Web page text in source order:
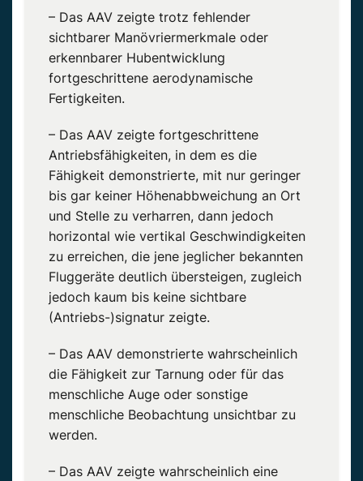
– Das AAV zeigte trotz fehlender
sichtbarer Manövriermerkmale oder
erkennbarer Hubentwicklung
fortgeschrittene aerodynamische
Fertigkeiten.
– Das AAV zeigte fortgeschrittene
Antriebsfähigkeiten, in dem es die
Fähigkeit demonstrierte, mit nur geringer
bis gar keiner Höhenabbweichung an Ort
und Stelle zu verharren, dann jedoch
horizontal wie vertikal Geschwindigkeiten
zu erreichen, die jene jeglicher bekannten
Fluggeräte deutlich übersteigen, zugleich
jedoch kaum bis keine sichtbare
(Antriebs-)signatur zeigte.
– Das AAV demonstrierte wahrscheinlich
die Fähigkeit zur Tarnung oder für das
menschliche Auge oder sonstige
menschliche Beobachtung unsichtbar zu
werden.
– Das AAV zeigte wahrscheinlich eine